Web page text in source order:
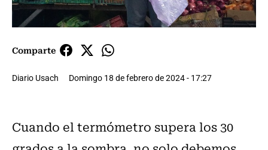
Comparte
Diario Usach Domingo 18 de febrero de 2024 - 17:27
Cuando el termómetro supera los 30